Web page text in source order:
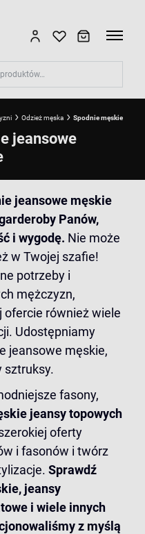
Odzież męska Spodnie męskie
jeansowe
jeansowe męskie
Panów,
i wygodę. Nie może
w Twojej szafie!
potrzeby i
mężczyzn,
również wiele
Udostępniamy
jeansowe męskie,
sztruksy.
fasony,
jeansy topowych
oferty
i fasonów i twórz
Sprawdź
, jeansy
i wiele innych
z myślą